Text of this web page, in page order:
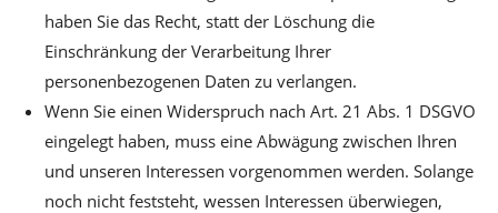
haben Sie das Recht, statt der Löschung die
Einschränkung der Verarbeitung Ihrer
personenbezogenen Daten zu verlangen.
Wenn Sie einen Widerspruch nach Art. 21 Abs. 1 DSGVO
eingelegt haben, muss eine Abwägung zwischen Ihren
und unseren Interessen vorgenommen werden. Solange
noch nicht feststeht, wessen Interessen überwiegen,